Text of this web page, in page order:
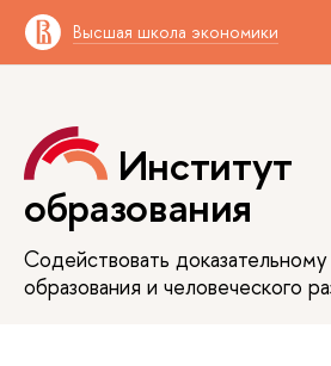
Высшая школа экономики
Институт
образования
Содействовать
образования и человеческого